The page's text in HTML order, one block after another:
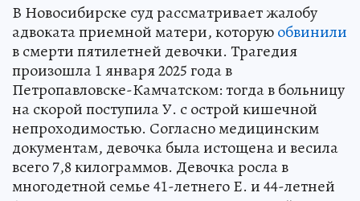
В Новосибирске суд рассматривает жалобу
адвоката приемной матери, которуюобвинили
в смерти пятилетней девочки. Трагедия
произошла 1 января 2025 года в
Петропавловске-Камчатском: тогда в больницу
на скорой поступила У. с острой кишечной
непроходимостью. Согласно медицинским
документам, девочка была истощена и весила
всего 7,8 килограммов. Девочка росла в
многодетной семье 41-летнего Е. и 44-летней